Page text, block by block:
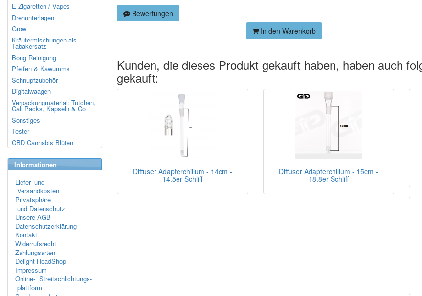
Bewertungen
In den Warenkorb
Kunden, die dieses Produkt gekauft haben, haben auch
gekauft:
Diffuser Adapterchillum - 14cm -
14.5er Schliff
Diffuser Adapterchillum - 15cm -
18.8er Schliff
E-Zigaretten / Vapes
Drehunterlagen
Grow
Kräutermischungen als
Tabakersatz
Bong Reinigung
Pfeifen & Kawumms
Schnupfzubehör
Digitalwaagen
Verpackungmaterial: Tütchen,
Cali Packs, Kapseln & Co
Sonstiges
Tester
CBD Cannabis Blüten
Informationen
Liefer- und
Versandkosten
Privatsphäre
und Datenschutz
Unsere AGB
Datenschutzerklärung
Kontakt
Widerrufsrecht
Zahlungsarten
Delight HeadShop
Impressum
Online- Streitschlichtungs-
plattform